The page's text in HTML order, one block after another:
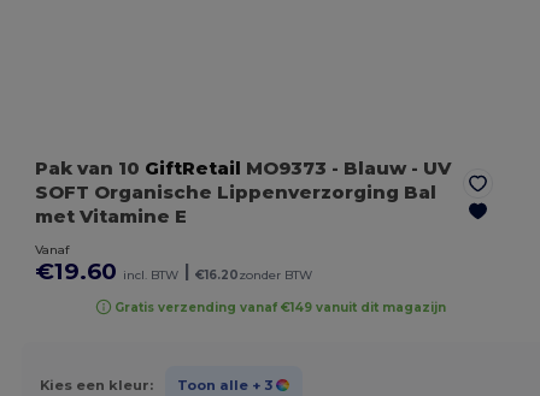
Pak van 10 GiftRetail MO9373 - Blauw - UV
SOFT Organische Lippenverzorging Bal
met Vitamine E
Vanaf
€19.60 incl. BTW | €16.20zonder BTW
Gratis verzending vanaf €149 vanuit dit magazijn
Kies een kleur: Toon alle + 3